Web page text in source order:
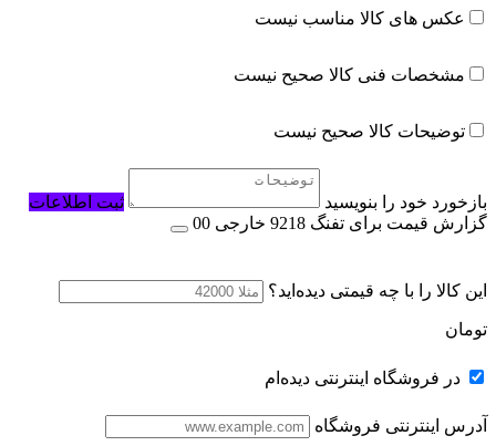
عکس های کالا مناسب نیست
مشخصات فنی کالا صحیح نیست
توضیحات کالا صحیح نیست
بازخورد خود را بنویسید
ثبت اطلاعات
گزارش قیمت برای تفنگ 9218 خارجی 00
این کالا را با چه قیمتی دیده‌اید؟
تومان
در فروشگاه اینترنتی دیده‌ام
آدرس اینترنتی فروشگاه